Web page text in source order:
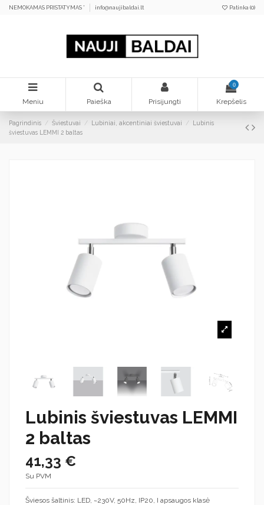
NEMOKAMAS PRISTATYMAS * info@naujibaldai.lt Patinka (0)
Meniu Paieška Prisijungti
0
Krepšelis
Pagrindinis Šviestuvai Lubiniai, akcentiniai šviestuvai
Lubinis
šviestuvas LEMMI 2 baltas
Lubinis šviestuvas LEMMI
2 baltas
41,33 €
Su PVM
Šviesos šaltinis: LED, ~230V, 50Hz, IP20, I apsaugos klasė